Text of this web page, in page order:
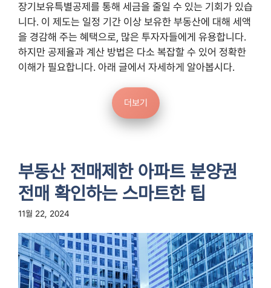
장기보유특별공제를 통해 세금을 줄일 수 있는 기회가 있습
니다. 이 제도는 일정 기간 이상 보유한 부동산에 대해 세액
을 경감해 주는 혜택으로, 많은 투자자들에게 유용합니다.
하지만 공제율과 계산 방법은 다소 복잡할 수 있어 정확한
이해가 필요합니다. 아래 글에서 자세하게 알아봅시다.
더보기
부동산 전매제한 아파트 분양권
전매 확인하는 스마트한 팁
11월 22, 2024